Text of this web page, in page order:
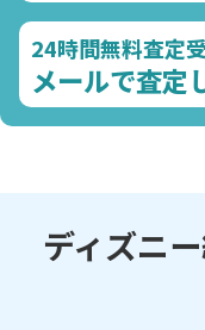
24時間無料査定
メールで査定
ディズニ